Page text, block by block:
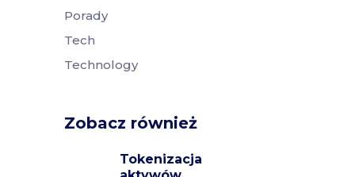
Porady
Tech
Technology
Zobacz również
Tokenizacja